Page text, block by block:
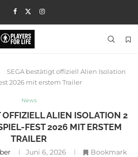
SEGA bestätigt offiziell Alien Isolation
2026 mit erstem Trailer
News
OFFIZIELL ALIEN ISOLATION 2
FEST 2026 MIT ERSTEM
TRAILER
Juni 6, 2026 Bookmark